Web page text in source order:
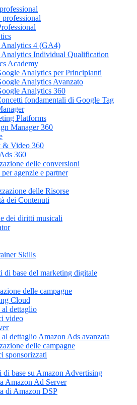
Analytics 4 (GA4)
Analytics Individual Qualification
Academy
Analytics per Principianti
Analytics Avanzato
Analytics 360
fondamentali di Google Tag
Platforms
Manager 360
& Video 360
360
delle conversioni
agenzie e partner
delle Risorse
dei Contenuti
dei diritti musicali
Skills
di base del marketing digitale
delle campagne
Cloud
al dettaglio
video
al dettaglio Amazon Ads avanzata
delle campagne
sponsorizzati
di base su Amazon Advertising
Amazon Ad Server
di Amazon DSP